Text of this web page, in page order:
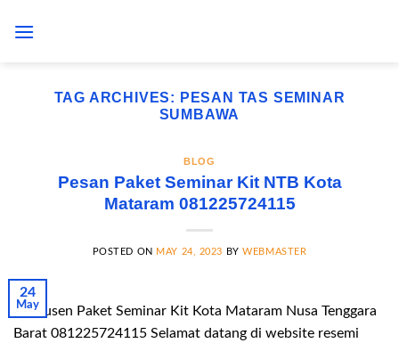
TAG ARCHIVES: PESAN TAS SEMINAR
SUMBAWA
BLOG
Pesan Paket Seminar Kit NTB Kota
Mataram 081225724115
POSTED ON MAY 24, 2023 BYWEBMASTER
24
May
Produsen Paket Seminar Kit Kota Mataram Nusa Tenggara
Barat 081225724115 Selamat datang di website resemi